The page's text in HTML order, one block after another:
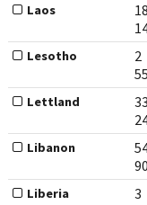
Laos
18
Lesotho
2
Lettland
33
Libanon
Liberia
3